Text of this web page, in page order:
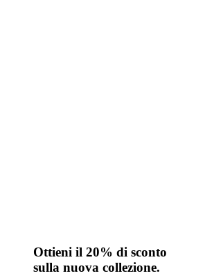
Ottieni il 20% di sconto
sulla nuova collezione.